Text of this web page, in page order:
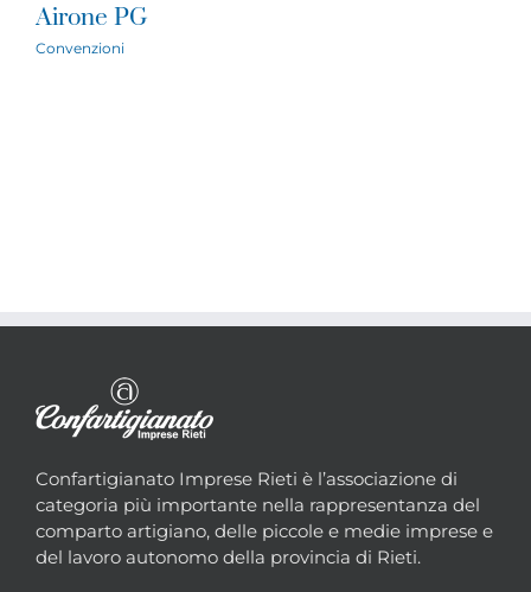
Airone PG
Convenzioni
Confartigianato Imprese Rieti è l’associazione di
categoria più importante nella rappresentanza del
comparto artigiano, delle piccole e medie imprese e
del lavoro autonomo della provincia di Rieti.